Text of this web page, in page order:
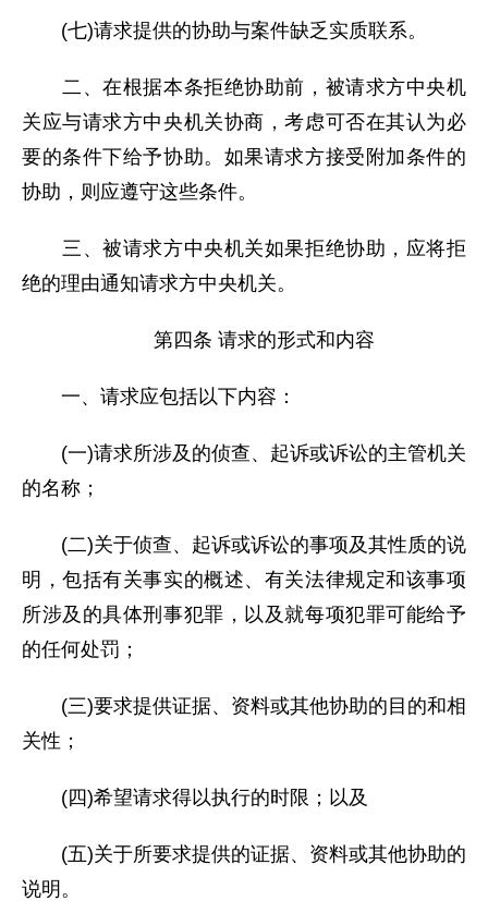
(七)请求提供的协助与案件缺乏实质联系。
二、在根据本条拒绝协助前，被请求方中央机
关应与请求方中央机关协商，考虑可否在其认为必
要的条件下给予协助。如果请求方接受附加条件的
协助，则应遵守这些条件。
三、被请求方中央机关如果拒绝协助，应将拒
绝的理由通知请求方中央机关。
第四条 请求的形式和内容
一、请求应包括以下内容：
(一)请求所涉及的侦查、起诉或诉讼的主管机关
的名称；
(二)关于侦查、起诉或诉讼的事项及其性质的说
明，包括有关事实的概述、有关法律规定和该事项
所涉及的具体刑事犯罪，以及就每项犯罪可能给予
的任何处罚；
(三)要求提供证据、资料或其他协助的目的和相
关性；
(四)希望请求得以执行的时限；以及
(五)关于所要求提供的证据、资料或其他协助的
说明。